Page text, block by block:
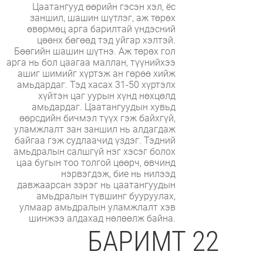
Цаатангууд өөрийн гэсэн хэл, ёс
заншил, шашин шүтлэг, аж төрөх
өвөрмөц арга барилтай үндэсний
цөөнх бөгөөд тэд уйгар хэлтэй.
Бөөгийн шашин шүтнэ. Аж төрөх гол
арга нь бол цаагаа маллан, түүнийхээ
ашиг шимийг хүртэж ан гөрөө хийж
амьдардаг. Тэд хасах 31-50 хүртэлх
хүйтэн цаг уурын хүнд нөхцөлд
амьдардаг. Цаатангуудын хувьд
өөрсдийн бичмэл түүх гэж байхгүй,
уламжлалт зан заншил нь алдагдаж
байгаа гэж судлаачид үздэг. Тэдний
амьдралын салшгүй нэг хэсэг болох
цаа бугын тоо толгой цөөрч, өвчинд
нэрвэгдэж, бие нь нилээд
давжаарсан зэрэг нь цаатангуудын
амьдралын түвшинг бууруулах,
улмаар амьдралын уламжлалт хэв
шинжээ алдахад нөлөөлж байна.
БАРИМТ 22